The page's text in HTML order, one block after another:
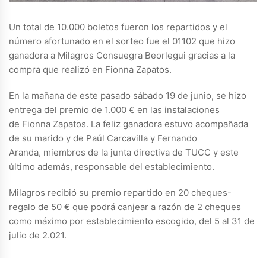
Un total de 10.000 boletos fueron los repartidos y el
número afortunado en el sorteo fue el 01102 que hizo
ganadora a Milagros Consuegra Beorlegui gracias a la
compra que realizó en Fionna Zapatos.
En la mañana de este pasado sábado 19 de junio, se hizo
entrega del premio de 1.000 € en las instalaciones
de Fionna Zapatos. La feliz ganadora estuvo acompañada
de su marido y de Paúl Carcavilla y Fernando
Aranda, miembros de la junta directiva de TUCC y este
último además, responsable del establecimiento.
Milagros recibió su premio repartido en 20 cheques-
regalo de 50 € que podrá canjear a razón de 2 cheques
como máximo por establecimiento escogido, del 5 al 31 de
julio de 2.021.